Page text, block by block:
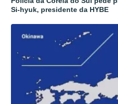
Si-hyuk, presidente da HYBE